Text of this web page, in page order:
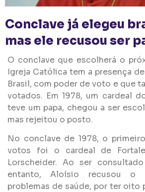
Conclave já elegeu
mas ele recusou ser
O conclave que escolherá o
Igreja Católica tem a presença
Brasil, com poder de voto e que
votados. Em 1978, um cardeal
teve um papa, chegou a ser
mas rejeitou o posto.
No conclave de 1978, o
votos foi o cardeal de
Lorscheider. Ao ser
entanto, Aloísio recusou o
problemas de saúde, por ter oito